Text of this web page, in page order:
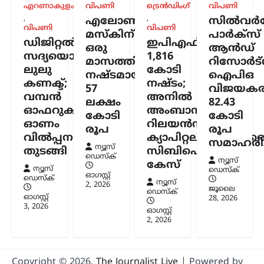
ആത്മവിശ്വാസത്തോടെ ഇന്ധനം
ഉപയോഗിക്കാമെന്ന് കേന്ദ്ര പെട്രോളിയം,
പ്രകൃതി വാതക മന്ത്രാലയം വ്യക്തമാക്കി.
പൊതുമേഖല ഓയിൽ മാർക്കറ്റിങ്
കമ്പനികൾ (ഒഎംസികൾ) വിതരണം…
കേരളം,ട്രെൻഡിംഗ്,തിരുവനന്തപുരം,
ലേറ്റസ്റ്റ് ന്യൂസ്
‘കേരളത്തിൽ ബിജെപി
അല്ല, പക്ഷേ
ബിജെപിക്കായി
ഭരിക്കുന്നത് യുഡിഎഫ്’;
സതീശനെതിരെ എം.വി.
ഗോവിന്ദൻ
ഓഗസ്റ്റ്‌ 8, 2026
കേരളത്തിൽ ബിജെപി
അധികാരത്തിലില്ലെങ്കിലും വി.ഡി.
എറണാകുളം
,
വിപണി
ഡിജിറ്റൽ
സദ്യയൊരുക്കി
ലുലു
കണക്ട്;
വമ്പൻ
ഓഫറുകളുമായി
ഓണം
വിൽപ്പന
തുടങ്ങി
ന്യൂസ്
ഡെസ്ക്
ഓഗസ്റ്റ്‌
3, 2026
വിപണി
എലോൺ
മസ്കിന്
ഒരു
മാസത്തിനുള്ളിൽ
നഷ്ടമായത്
57
ലക്ഷം
കോടി
രൂപ
ന്യൂസ്
ഡെസ്ക്
ഓഗസ്റ്റ്‌
2, 2026
ട്രെൻഡിംഗ്
,
വിപണി
ഇപിഎഫ്ഒയ്ക്ക്
1,816
കോടി
നഷ്ടം;
അനിൽ
അംബാനിക്കും
റിലയൻസ്
സിബിഐ
കേസ്
ന്യൂസ്
ഡെസ്ക്
ഓഗസ്റ്റ്‌
2, 2026
വിപണി
പാർക്സ്
ആൻഡ്
ഐപിഒ
82.43
കോടി
രൂപ
ന്യൂസ്
ഡെസ്ക്
ജൂലൈ
28, 2026